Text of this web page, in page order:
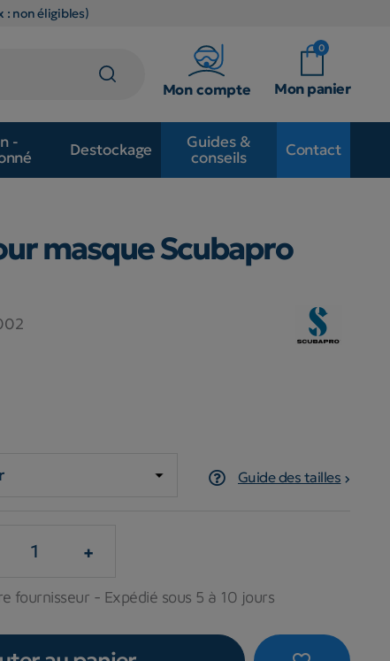
: non éligibles)
Mon compte
0
Mon panier
-
Destockage
Guides &
conseils
Contact
masque Scubapro
Guide des tailles
+
fournisseur - Expédié sous 5 à 10 jours